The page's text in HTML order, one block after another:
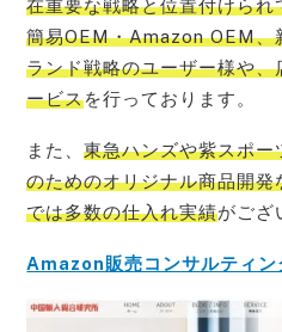
在重要な戦略と位置付けら
簡易OEM・Amazon OEM、
ランド戦略のユーザー様や
ービスを行っております。
また、東急ハンズや紫スポ
のためのオリジナル商品開
では多数の仕入れ実績がござ
Amazon販売コンサルティン